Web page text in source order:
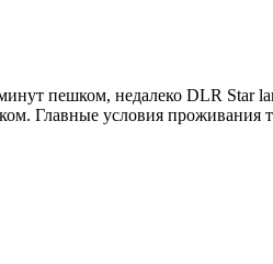
пешком, недалеко DLR Star
Главные условия проживания